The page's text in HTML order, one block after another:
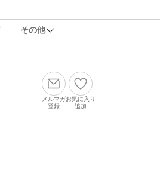
その他
メルマガ
登録
お気に入り
追加